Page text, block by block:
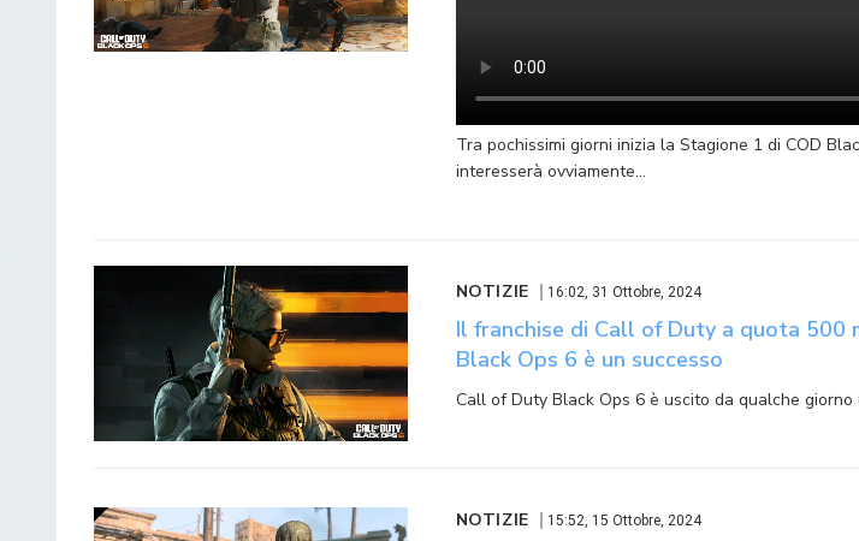
Tra pochissimi giorni inizia la Stagione 1 di COD
interesserà ovviamente…
NOTIZIE 16:02, 31 Ottobre, 2024
Il franchise di Call of Duty a quota 500
Black Ops 6 è un successo
Call of Duty Black Ops 6 è uscito da qualche giorno
NOTIZIE 15:52, 15 Ottobre, 2024